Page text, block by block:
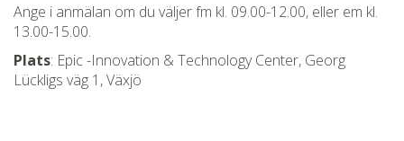
Ange i anmälan om du väljer fm kl. 09.00-12.00, eller em kl.
13.00-15.00.
Plats: Epic -Innovation & Technology Center, Georg
Lückligs väg 1, Växjö